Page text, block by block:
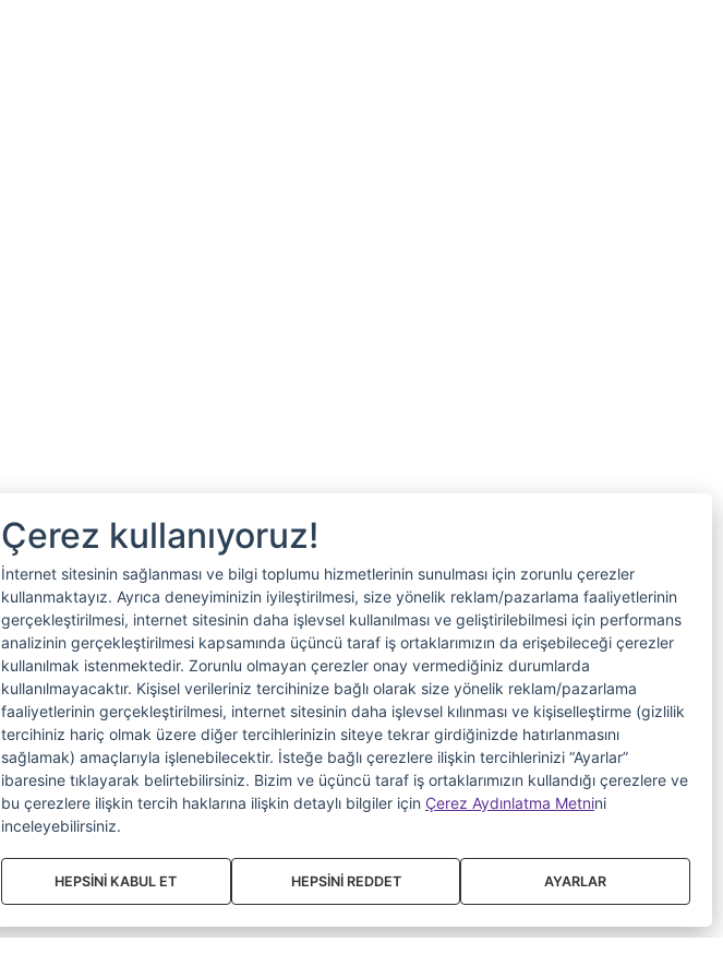
Çerez kullanıyoruz!
İnternet sitesinin sağlanması ve bilgi toplumu hizmetlerinin sunulması için zorunlu çerezler
kullanmaktayız. Ayrıca deneyiminizin iyileştirilmesi, size yönelik reklam/pazarlama faaliyetlerinin
gerçekleştirilmesi, internet sitesinin daha işlevsel kullanılması ve geliştirilebilmesi için performans
analizinin gerçekleştirilmesi kapsamında üçüncü taraf iş ortaklarımızın da erişebileceği çerezler
kullanılmak istenmektedir. Zorunlu olmayan çerezler onay vermediğiniz durumlarda
kullanılmayacaktır. Kişisel verileriniz tercihinize bağlı olarak size yönelik reklam/pazarlama
faaliyetlerinin gerçekleştirilmesi, internet sitesinin daha işlevsel kılınması ve kişiselleştirme (gizlilik
tercihiniz hariç olmak üzere diğer tercihlerinizin siteye tekrar girdiğinizde hatırlanmasını
sağlamak) amaçlarıyla işlenebilecektir. İsteğe bağlı çerezlere ilişkin tercihlerinizi “Ayarlar”
ibaresine tıklayarak belirtebilirsiniz. Bizim ve üçüncü taraf iş ortaklarımızın kullandığı çerezlere ve
bu çerezlere ilişkin tercih haklarına ilişkin detaylı bilgiler için Çerez Aydınlatma Metnini
inceleyebilirsiniz.
HEPSİNİ KABUL ET HEPSİNİ REDDET AYARLAR